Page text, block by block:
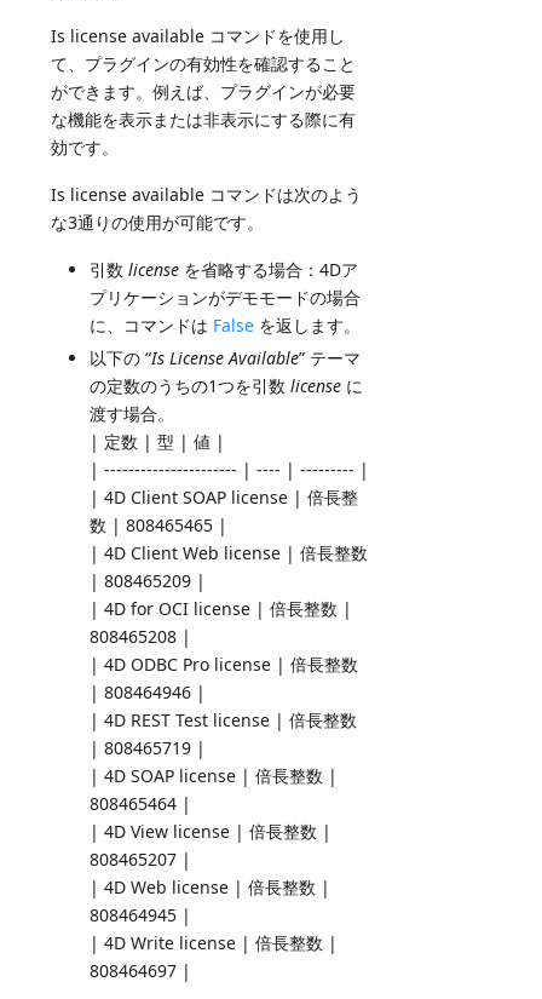
Is license available コマンドを使用し
て、プラグインの有効性を確認すること
ができます。例えば、プラグインが必要
な機能を表示または非表示にする際に有
効です。
Is license available コマンドは次のよう
な3通りの使用が可能です。
引数license を省略する場合：4Dア
プリケーションがデモモードの場合
に、コマンドは False を返します。
以下の “Is License Available” テーマ
の定数のうちの1つを引数license に
渡す場合。
| 定数 | 型 | 値 |
| ---------------------- | ---- | --------- |
| 4D Client SOAP license | 倍長整
数 | 808465465 |
| 4D Client Web license | 倍長整数
| 808465209 |
| 4D for OCI license | 倍長整数 |
808465208 |
| 4D ODBC Pro license | 倍長整数
| 808464946 |
| 4D REST Test license | 倍長整数
| 808465719 |
| 4D SOAP license | 倍長整数 |
808465464 |
| 4D View license | 倍長整数 |
808465207 |
| 4D Web license | 倍長整数 |
808464945 |
| 4D Write license | 倍長整数 |
808464697 |